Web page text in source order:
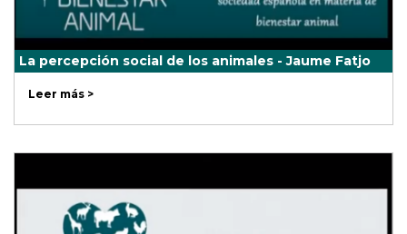
La percepción social de los animales - Jaume Fatjo
Leer más >